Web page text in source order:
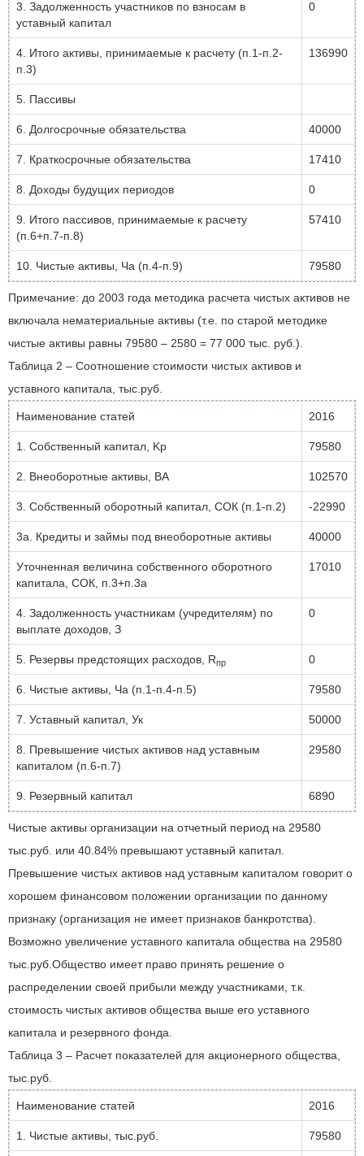
3. Задолженность участников по взносам в
уставный капитал
0
4. Итого активы, принимаемые к расчету (п.1-п.2-
п.3)
136990
5. Пассивы
6. Долгосрочные обязательства 40000
7. Краткосрочные обязательства 17410
8. Доходы будущих периодов 0
9. Итого пассивов, принимаемые к расчету
(п.6+п.7-п.8)
57410
10. Чистые активы, Ча (п.4-п.9) 79580
Примечание: до 2003 года методика расчета чистых активов не
включала нематериальные активы (т.е. по старой методике
чистые активы равны 79580 – 2580 = 77 000 тыс. руб.).
Таблица 2 – Соотношение стоимости чистых активов и
уставного капитала, тыс.руб.
Наименование статей 2016
1. Собственный капитал, Kp 79580
2. Внеоборотные активы, ВА 102570
3. Собственный оборотный капитал, СОК (п.1-п.2) -22990
3а. Кредиты и займы под внеоборотные активы 40000
Уточненная величина собственного оборотного
капитала, СОК, п.3+п.3а
17010
4. Задолженность участникам (учредителям) по
выплате доходов, З
0
5. Резервы предстоящих расходов, Rпр 0
6. Чистые активы, Ча (п.1-п.4-п.5) 79580
7. Уставный капитал, Ук 50000
8. Превышение чистых активов над уставным
капиталом (п.6-п.7)
29580
9. Резервный капитал 6890
Чистые активы организации на отчетный период на 29580
тыс.руб. или 40.84% превышают уставный капитал.
Превышение чистых активов над уставным капиталом говорит о
хорошем финансовом положении организации по данному
признаку (организация не имеет признаков банкротства).
Возможно увеличение уставного капитала общества на 29580
тыс.руб.Общество имеет право принять решение о
распределении своей прибыли между участниками, т.к.
стоимость чистых активов общества выше его уставного
капитала и резервного фонда.
Таблица 3 – Расчет показателей для акционерного общества,
тыс.руб.
Наименование статей 2016
1. Чистые активы, тыс.руб. 79580